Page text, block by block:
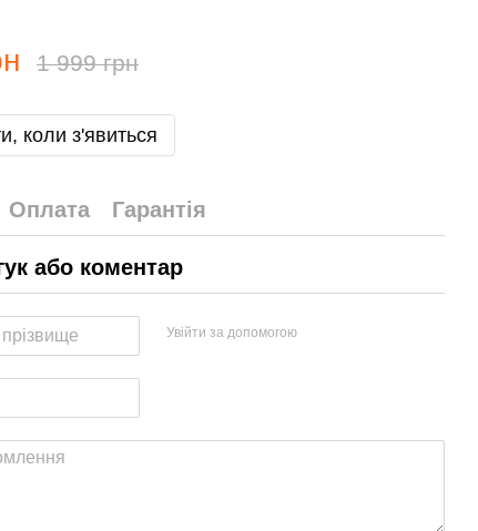
1 999 грн
коли з'явиться
Оплата Гарантія
або коментар
Увійти за допомогою